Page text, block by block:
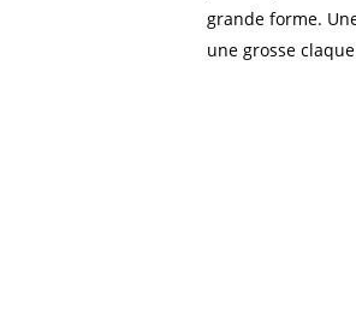
grande forme.
une grosse